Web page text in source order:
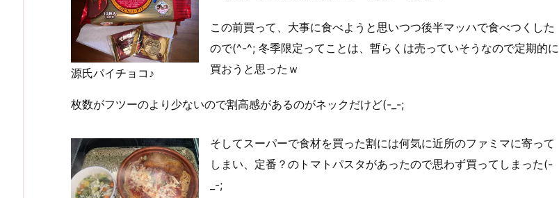
源氏パイチョコ♪
この前買って、大事に食べようと思いつつ後半マッハで食べつくした
ので(^-^; 冬季限定ってことは、暫らくは売っていそうなので定期的に
買おうと思ったｗ
枚数がフツーのより少ないので割高感があるのがネックだけど(-_-;
そしてスーパーで食材を買った割には何気に近所のファミマに寄って
しまい、定番？のトマトパスタがあったので思わず買ってしまった(-
_-;